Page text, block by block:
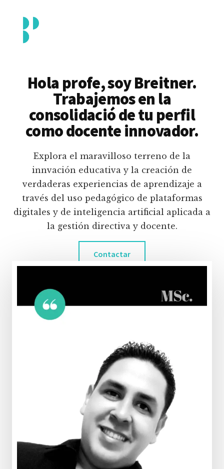
contenido
principal
menu
Piedrahita
docente
pedagógico
educativas
digitales
inteligencia
artificial.
Hola profe, soy Breitner.
Trabajemos en la
consolidació de tu perfil
como docente innovador.
Explora el maravilloso terreno de la
innvación educativa y la creación de
verdaderas experiencias de aprendizaje a
través del uso pedagógico de plataformas
digitales y de inteligencia artificial aplicada a
la gestión directiva y docente.
Contactar